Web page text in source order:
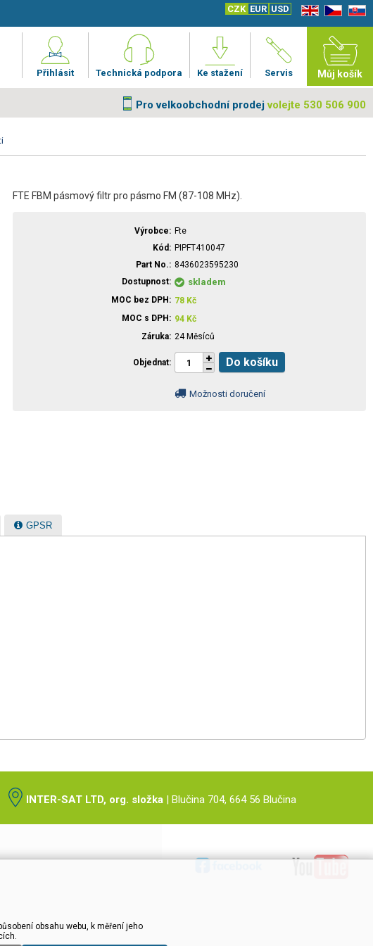
EN CZ SK
CZK EUR USD
Můj košík
Servis
Ke stažení
Technická podpora
Přihlásit
Pro velkoobchodní prodejvolejte 530 506 900
FTE FBM pásmový filtr pro pásmo FM (87-108 MHz).
Výrobce
Fte
Kód
PIPFT410047
Part No.
8436023595230
Dostupnost
skladem
MOC bez DPH 78 Kč
MOC s DPH
94 Kč
Záruka 24 Měsíců
Objednat Do košíku
Možnosti doručení
GPSR
INTER-SAT LTD, org. složka | Blučina 704, 664 56 Blučina
obsahu webu, k měření jeho